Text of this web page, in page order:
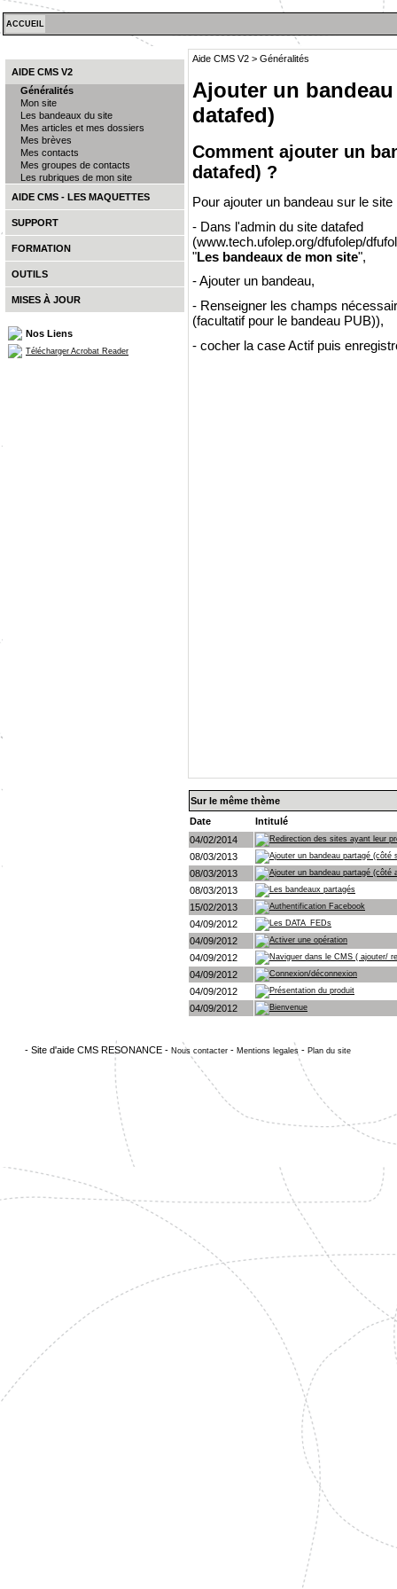
ACCUEIL
AIDE CMS V2
Généralités
Mon site
Les bandeaux du site
Mes articles et mes dossiers
Mes brèves
Mes contacts
Mes groupes de contacts
Les rubriques de mon site
AIDE CMS - LES MAQUETTES
SUPPORT
FORMATION
OUTILS
MISES À JOUR
Nos Liens
Télécharger Acrobat Reader
Aide CMS V2 > Généralités
Ajouter un
datafed)
Comment ajouter un
datafed) ?
Pour ajouter un bandeau sur le
- Dans l'admin du site datafed
(www.tech.ufolep.org/dfufolep/
"Les bandeaux de mon site",
- Ajouter un bandeau,
- Renseigner les champs
(facultatif pour le bandeau PUB)),
- cocher la case Actif puis
Sur le même thème
Date
Intitulé
04/02/2014
Redirection des sites ayant leur
08/03/2013 Ajouter un bandeau partagé (côté
08/03/2013 Ajouter un bandeau partagé (côté
08/03/2013 Les bandeaux partagés
15/02/2013 Authentification Facebook
04/09/2012 Les DATA_FEDs
04/09/2012 Activer une opération
04/09/2012 Naviguer dans le CMS ( ajouter/
04/09/2012 Connexion/déconnexion
04/09/2012 Présentation du produit
04/09/2012 Bienvenue
- Site d'aide CMS RESONANCE - Nous contacter - Mentions legales - Plan du site